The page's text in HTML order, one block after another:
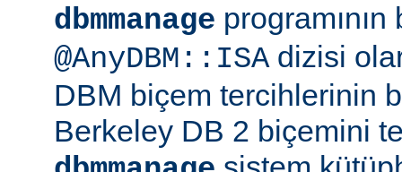
dbmmanage programının
@AnyDBM::ISA dizisi
DBM biçem tercihlerinin
Berkeley DB 2 biçemini